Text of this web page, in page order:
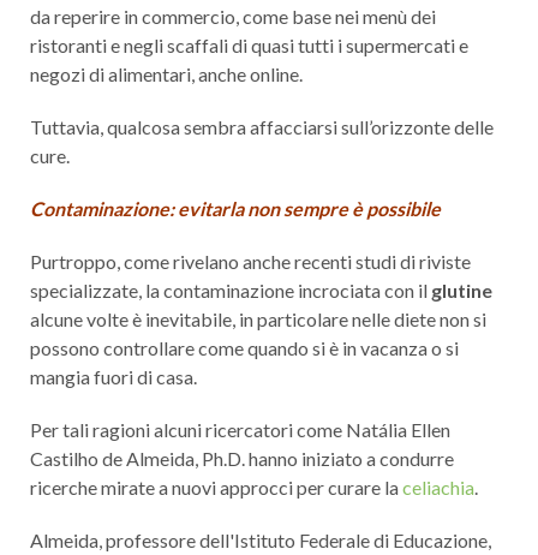
da reperire in commercio, come base nei menù dei
ristoranti e negli scaffali di quasi tutti i supermercati e
negozi di alimentari, anche online.
Tuttavia, qualcosa sembra affacciarsi sull’orizzonte delle
cure.
Contaminazione: evitarla non sempre è possibile
Purtroppo, come rivelano anche recenti studi di riviste
specializzate, la contaminazione incrociata con il glutine
alcune volte è inevitabile, in particolare nelle diete non si
possono controllare come quando si è in vacanza o si
mangia fuori di casa.
Per tali ragioni alcuni ricercatori come Natália Ellen
Castilho de Almeida, Ph.D. hanno iniziato a condurre
ricerche mirate a nuovi approcci per curare laceliachia
Almeida, professore dell'Istituto Federale di Educazione,